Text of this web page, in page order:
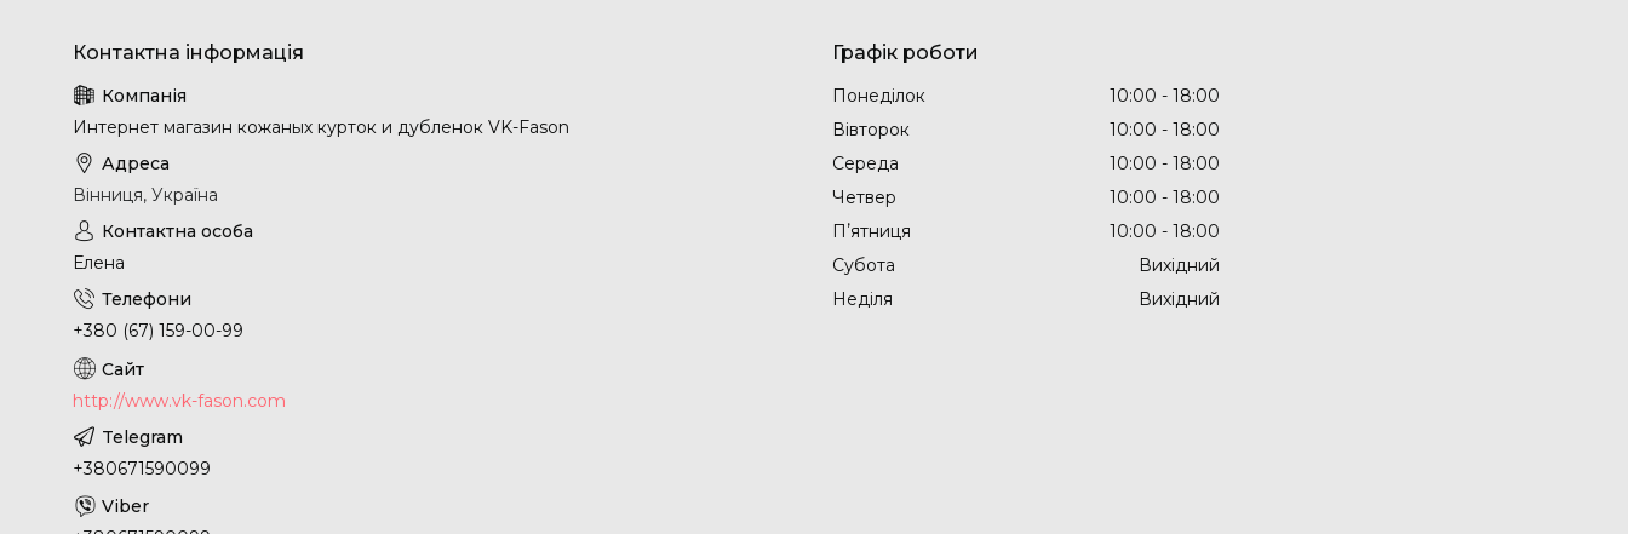
Интернет магазин кожаных курток и дубленок VK-Fason
Вінниця, Україна
Елена
+380 (67) 159-00-99
http://www.vk-fason.com
+380671590099
Графік роботи
Понеділок 10:00
18:00
Вівторок
10:00
18:00
Середа
10:00
18:00
Четвер
10:00
18:00
Пʼятниця
10:00
18:00
Субота
Вихідний
Неділя
Вихідний